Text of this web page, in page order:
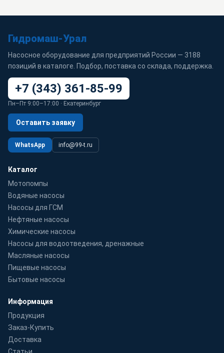
Гидромаш-Урал
Насосное оборудование для предприятий России — 3188
позиций в каталоге. Подбор, поставка со склада, поддержка.
+7 (343) 361-85-99
Пн–Пт 9:00–17:00 · Екатеринбург
Оставить заявку
WhatsApp info@99-t.ru
Каталог
Мотопомпы
Водяные насосы
Насосы для ГСМ
Нефтяные насосы
Химические насосы
Насосы для водоотведения, дренажные
Масляные насосы
Пищевые насосы
Бытовые насосы
Информация
Продукция
Заказ-Купить
Доставка
Статьи